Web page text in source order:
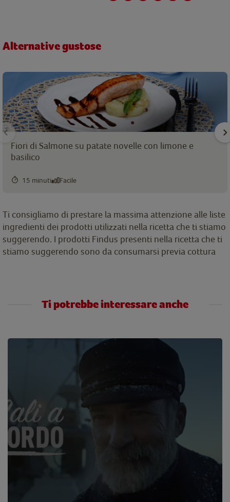
Alternative gustose
Fiori di Salmone su patate novelle con limone e
basilico
15 minuti Facile
Ti consigliamo di prestare la massima attenzione alle liste
ingredienti dei prodotti utilizzati nella ricetta che ti stiamo
suggerendo. I prodotti Findus presenti nella ricetta che ti
stiamo suggerendo sono da consumarsi previa cottura
Ti potrebbe interessare anche